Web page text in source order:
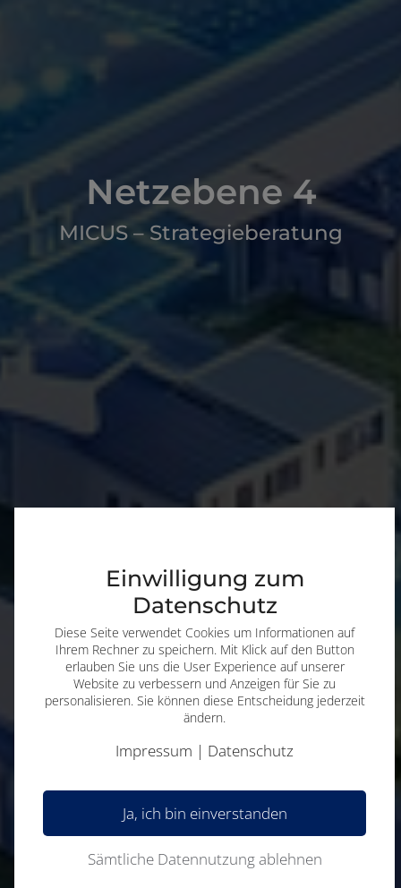
Netzebene 4
MICUS – Strategieberatung
Einwilligung zum
Datenschutz
Diese Seite verwendet Cookies um Informationen auf
Ihrem Rechner zu speichern. Mit Klick auf den Button
erlauben Sie uns die User Experience auf unserer
Website zu verbessern und Anzeigen für Sie zu
personalisieren. Sie können diese Entscheidung jederzeit
ändern.
Impressum | Datenschutz
Ja, ich bin einverstanden
Sämtliche Datennutzung ablehnen